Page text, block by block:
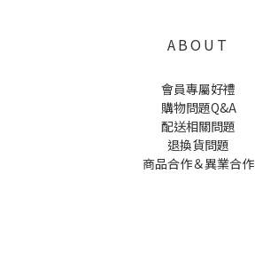
ABOUT
會員專屬好禮
購物問題Q&A
配送相關問題
退換貨問題
商品合作＆異業合作